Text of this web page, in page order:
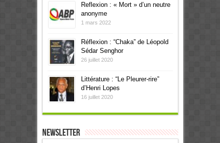
Reflexion : « Mort » d’un neutre
anonyme
1 mars 2022
Réflexion : “Chaka” de Léopold
Sédar Senghor
26 juillet 2020
Littérature : “Le Pleurer-rire”
d’Henri Lopes
16 juillet 2020
Newsletter